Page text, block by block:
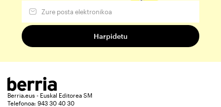
Berria.eus - Euskal Editorea SM
Telefonoa: 943 30 40 30